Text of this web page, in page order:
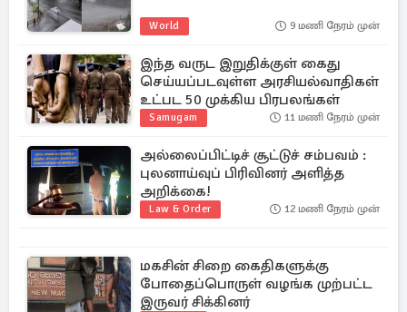
World 9 மணி நேரம் முன்
இந்த வருட இறுதிக்குள் கைது
செய்யப்படவுள்ள அரசியல்வாதிகள்
உட்பட 50 முக்கிய பிரபலங்கள்
Samugam 11 மணி நேரம் முன்
அல்லைப்பிட்டிச் சூட்டுச் சம்பவம் :
புலனாய்வுப் பிரிவினர் அளித்த
அறிக்கை!
Law & Order 12 மணி நேரம் முன்
மகசின் சிறை கைதிகளுக்கு
போதைப்பொருள் வழங்க முற்பட்ட
இருவர் சிக்கினர்